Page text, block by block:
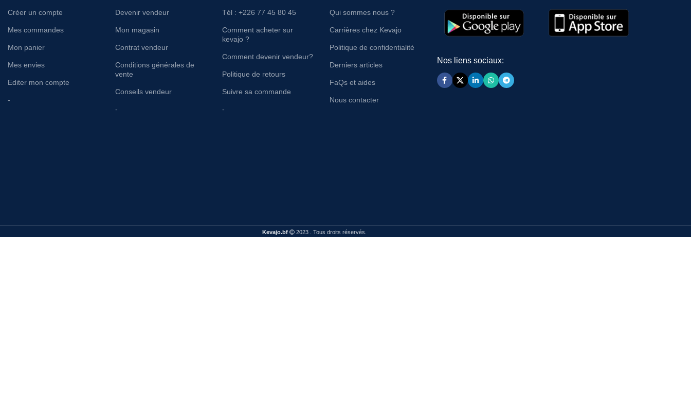
Créer un compte
Mes commandes
Mon panier
Mes envies
Editer mon compte
-
Devenir vendeur
Mon magasin
Contrat vendeur
Conditions générales de
vente
Conseils vendeur
-
Tél : +226 77 45 80 45
Comment acheter sur
kevajo ?
Comment devenir vendeur?
Politique de retours
Suivre sa commande
-
Qui sommes nous ?
Carrières chez Kevajo
Politique de confidentialité
Derniers articles
FaQs et aides
Nous contacter
Nos liens sociaux:
Kevajo.bf 2023 . Tous droits réservés.